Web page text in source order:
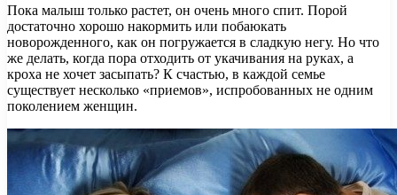
Пока малыш только растет, он очень много спит. Порой
достаточно хорошо накормить или побаюкать
новорожденного, как он погружается в сладкую негу. Но что
же делать, когда пора отходить от укачивания на руках, а
кроха не хочет засыпать? К счастью, в каждой семье
существует несколько «приемов», испробованных не одним
поколением женщин.